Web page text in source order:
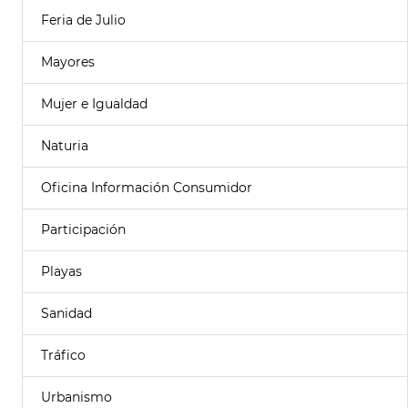
Feria de Julio
Mayores
Mujer e Igualdad
Naturia
Oficina Información Consumidor
Participación
Playas
Sanidad
Tráfico
Urbanismo